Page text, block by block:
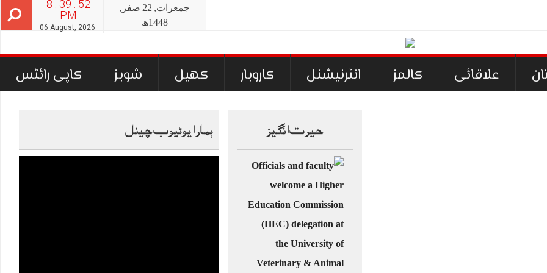
8 : 39 : 53
PM
06 August, 2026
جمعرات‬‮, 22 صفر‬,
1448ھ
علاقائی کالمز انٹرنیشنل کاروبار کھیل شوبز کاپی رائٹس
ہمارا یوٹیوب چینل حیرت انگیز